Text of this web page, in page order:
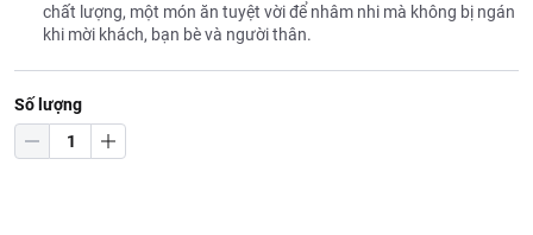
chất lượng, một món ăn tuyệt vời để nhâm nhi mà không bị ngán
khi mời khách, bạn bè và người thân.
Số lượng